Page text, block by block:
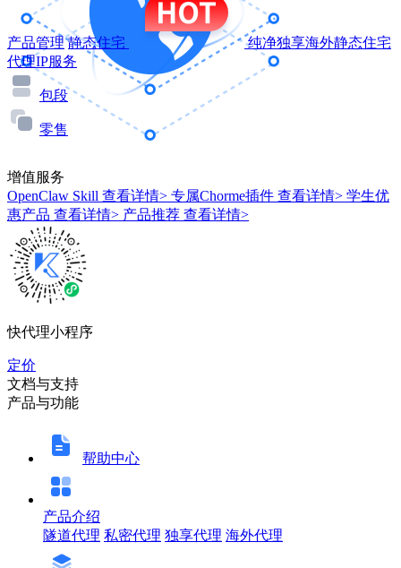
产品管理 静态住宅
纯净独享海外静态住宅
代理IP服务
包段
零售
增值服务
OpenClaw Skill 查看详情> 专属Chorme插件 查看详情> 学生优
惠产品 查看详情> 产品推荐 查看详情>
快代理小程序
定价
文档与支持
产品与功能
帮助中心
产品介绍
隧道代理 私密代理 独享代理 海外代理